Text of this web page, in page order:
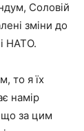
Соловій
зміни до
НАТО.
то я їх
намір
що за цим